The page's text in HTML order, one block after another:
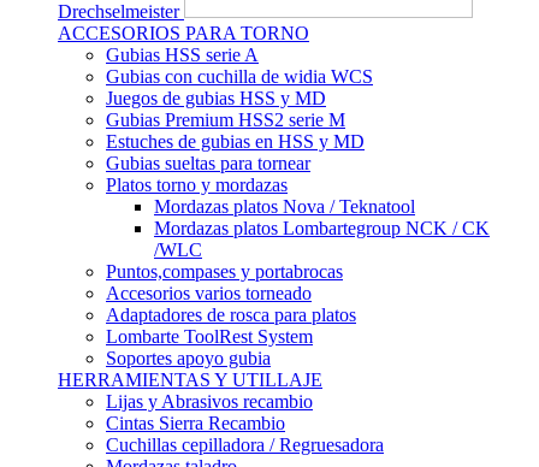
Drechselmeister
ACCESORIOS PARA TORNO
Gubias HSS serie A
Gubias con cuchilla de widia WCS
Juegos de gubias HSS y MD
Gubias Premium HSS2 serie M
Estuches de gubias en HSS y MD
Gubias sueltas para tornear
Platos torno y mordazas
Mordazas platos Nova / Teknatool
Mordazas platos Lombartegroup NCK / CK
/WLC
Puntos,compases y portabrocas
Accesorios varios torneado
Adaptadores de rosca para platos
Lombarte ToolRest System
Soportes apoyo gubia
HERRAMIENTAS Y UTILLAJE
Lijas y Abrasivos recambio
Cintas Sierra Recambio
Cuchillas cepilladora / Regruesadora